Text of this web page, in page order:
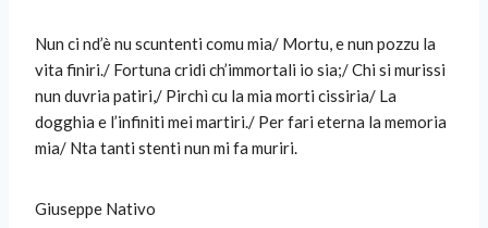
Nun ci nd’è nu scuntenti comu mia/ Mortu, e nun pozzu la
vita finiri./ Fortuna cridi ch’immortali io sia;/ Chi si murissi
nun duvria patiri,/ Pirchì cu la mia morti cissiria/ La
dogghia e l’infiniti mei martiri./ Per fari eterna la memoria
mia/ Nta tanti stenti nun mi fa muriri.
Giuseppe Nativo